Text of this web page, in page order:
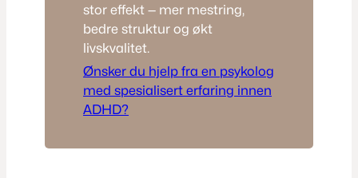
stor effekt — mer mestring,
bedre struktur og økt
livskvalitet.
Ønsker du hjelp fra en psykolog
med spesialisert erfaring innen
ADHD?